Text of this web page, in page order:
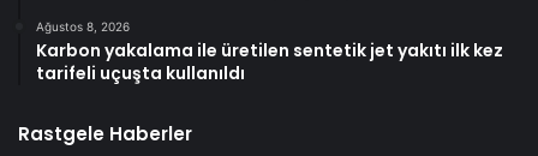
Ağustos 8, 2026
Karbon yakalama ile üretilen sentetik jet yakıtı ilk kez
tarifeli uçuşta kullanıldı
Rastgele Haberler